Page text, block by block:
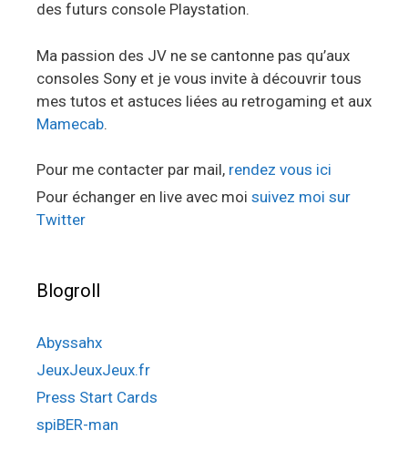
des futurs console Playstation.
Ma passion des JV ne se cantonne pas qu’aux
consoles Sony et je vous invite à découvrir tous
mes tutos et astuces liées au retrogaming et aux
Mamecab.
Pour me contacter par mail, rendez vous ici
Pour échanger en live avec moi suivez moi sur
Twitter
Blogroll
Abyssahx
JeuxJeuxJeux.fr
Press Start Cards
spiBER-man